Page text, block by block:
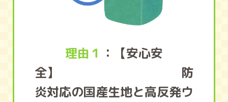
理由１ ：【安心安
全】 防
炎対応の国産生地と高反発ウ